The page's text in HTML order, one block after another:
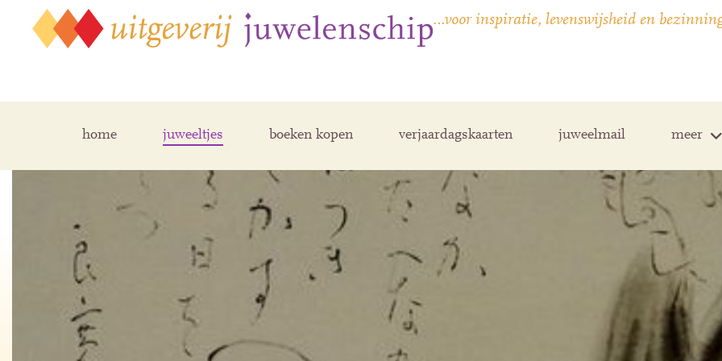
…voor inspiratie, levenswijsheid en
home juweeltjes boeken kopen verjaardagskaarten juweelmail meer